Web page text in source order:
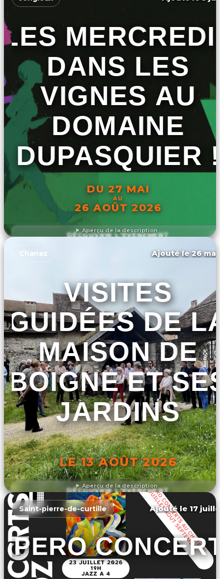
Aperçu de la description
LES
DANS LES
VIGNES AU
DOMAINE
DUPASQUIER !
DU 27 MAI
AU
26 AOÛT 2026
DÉCOUVRIR L'ÉVÉNEMENT
Aperçu de la description
Chanaz Ajouté le 26
VISITES
GUIDÉES DE
MAISON DE
BOIGNE ET
JARDINS
LE 13 AOÛT 2026
DÉCOUVRIR L'ÉVÉNEMENT
Saint-pierre-de-curtille Ajouté le 17